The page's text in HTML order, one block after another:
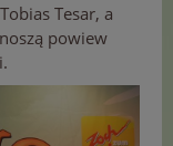
Tesar, a
powiew